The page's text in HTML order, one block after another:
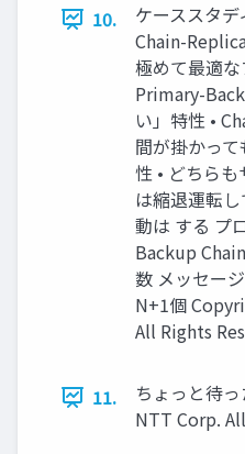
10.
ケーススタ
Chain-
極めて最適
Primary-
い」特性 •
間が掛かっ
性 • どちら
は縮退運転
動は する プ
Backup
数 メッセー
N+1個
All Rights
11.
ちょっと待
NTT Corp.